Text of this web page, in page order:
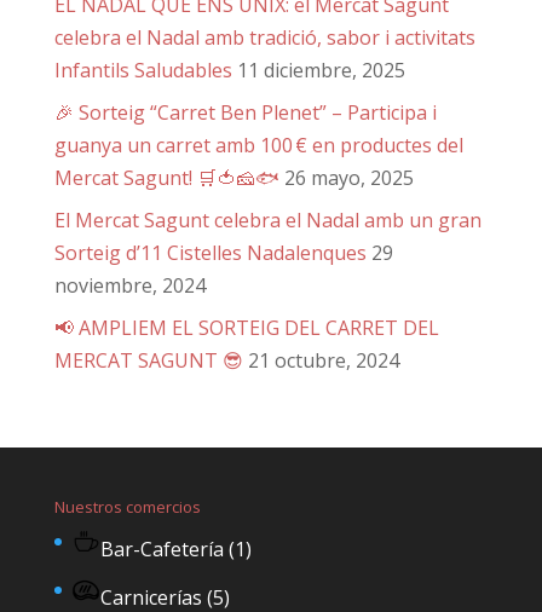
celebra el Nadal amb tradició, sabor i activitats
Infantils Saludables 11 diciembre, 2025
🎉 Sorteig “Carret Ben Plenet” – Participa i
guanya un carret amb 100 € en productes del
Mercat Sagunt! 🛒🍅🧀🐟 26 mayo, 2025
El Mercat Sagunt celebra el Nadal amb un gran
Sorteig d’11 Cistelles Nadalenques 29
noviembre, 2024
📢 AMPLIEM EL SORTEIG DEL CARRET DEL
MERCAT SAGUNT 😎 21 octubre, 2024
Nuestros comercios
Bar-Cafetería (1)
Carnicerías (5)